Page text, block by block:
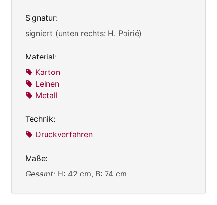
Signatur:
signiert (unten rechts: H. Poirié)
Material:
Karton
Leinen
Metall
Technik:
Druckverfahren
Maße:
Gesamt: H: 42 cm, B: 74 cm